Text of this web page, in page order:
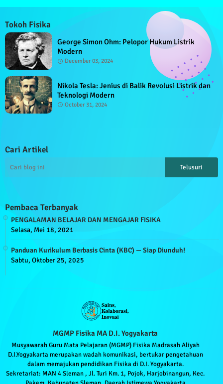
Tokoh Fisika
George Simon Ohm: Pelopor Hukum Listrik
Modern
December 03, 2024
Nikola Tesla: Jenius di Balik Revolusi Listrik dan
Teknologi Modern
October 31, 2024
Cari Artikel
Pembaca Terbanyak
PENGALAMAN BELAJAR DAN MENGAJAR FISIKA
Selasa, Mei 18, 2021
Panduan Kurikulum Berbasis Cinta (KBC) — Siap Diunduh!
Sabtu, Oktober 25, 2025
MGMP Fisika MA D.I. Yogyakarta
Musyawarah Guru Mata Pelajaran (MGMP) Fisika Madrasah Aliyah
D.I.Yogyakarta merupakan wadah komunikasi, bertukar pengetahuan
dalam memajukan pendidikan Fisika di D.I. Yogyakarta.
Sekretariat: MAN 4 Sleman , Jl. Turi Km. 1, Pojok, Harjobinangun, Kec.